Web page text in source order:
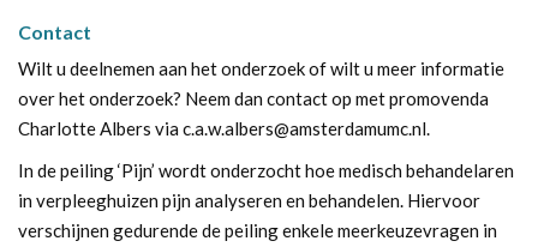
Contact
Wilt u deelnemen aan het onderzoek of wilt u meer informatie
over het onderzoek? Neem dan contact op met promovenda
Charlotte Albers via c.a.w.albers@amsterdamumc.nl
In de peiling ‘Pijn’ wordt onderzocht hoe medisch behandelaren
in verpleeghuizen pijn analyseren en behandelen. Hiervoor
verschijnen gedurende de peiling enkele meerkeuzevragen in